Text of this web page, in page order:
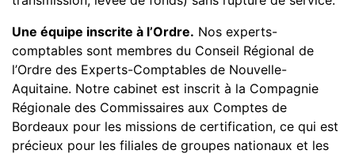
Une équipe inscrite à l’Ordre. Nos experts-
comptables sont membres du Conseil Régional de
l’Ordre des Experts-Comptables de Nouvelle-
Aquitaine. Notre cabinet est inscrit à la Compagnie
Régionale des Commissaires aux Comptes de
Bordeaux pour les missions de certification, ce qui est
précieux pour les filiales de groupes nationaux et les